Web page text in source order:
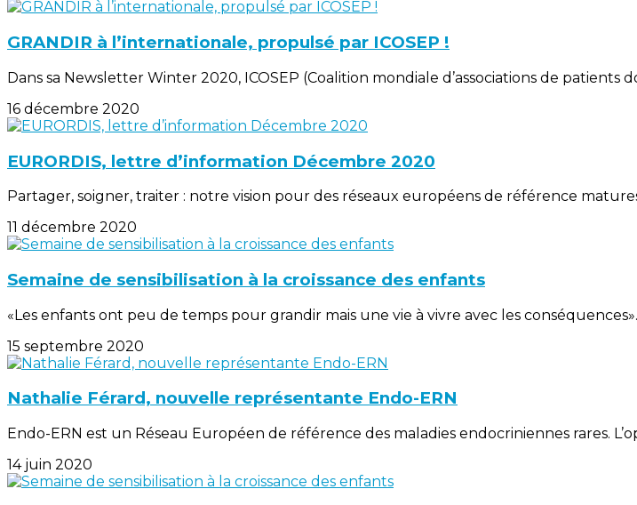
GRANDIR à l’internationale, propulsé par ICOSEP !
Dans sa Newsletter Winter 2020, ICOSEP (Coalition mondiale d’associations de patients
16 décembre 2020
EURORDIS, lettre d’information Décembre 2020
Partager, soigner, traiter : notre vision pour des réseaux européens de référence
11 décembre 2020
Semaine de sensibilisation à la croissance des enfants
«Les enfants ont peu de temps pour grandir mais une vie à vivre avec les
15 septembre 2020
Nathalie Férard, nouvelle représentante Endo-ERN
Endo-ERN est un Réseau Européen de référence des maladies endocriniennes rares.
14 juin 2020